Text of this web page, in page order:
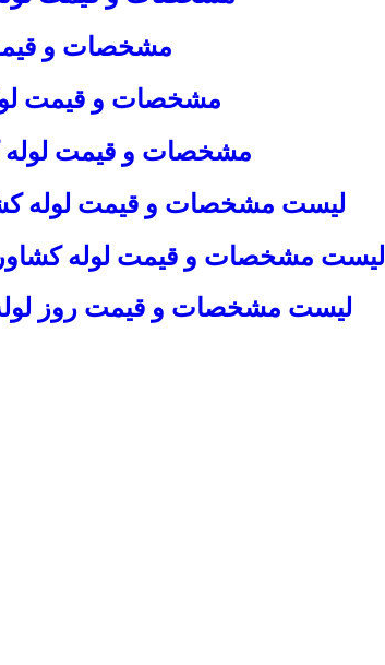
مشخصات و
مشخصات و قیمت
مشخصات و قیمت
لیست مشخصات و قیمت لوله
لیست مشخصات و قیمت لوله
لیست مشخصات و قیمت روز